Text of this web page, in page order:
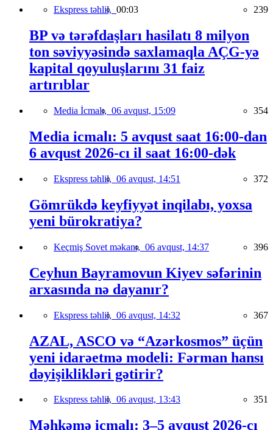
Ekspress təhlil, 00:03 239
BP və tərəfdaşları hasilatı 8 milyon
ton səviyyəsində saxlamaqla AÇG-yə
kapital qoyuluşlarını 31 faiz
artırıblar
Media İcmalı, 06 avqust, 15:09 354
Media icmalı: 5 avqust saat 16:00-dan
6 avqust 2026-cı il saat 16:00-dək
Ekspress təhlil, 06 avqust, 14:51 372
Gömrükdə keyfiyyət inqilabı, yoxsa
yeni bürokratiya?
Keçmiş Sovet məkanı, 06 avqust, 14:37 396
Ceyhun Bayramovun Kiyev səfərinin
arxasında nə dayanır?
Ekspress təhlil, 06 avqust, 14:32 367
AZAL, ASCO və “Azərkosmos” üçün
yeni idarəetmə modeli: Fərman hansı
dəyişiklikləri gətirir?
Ekspress təhlil, 06 avqust, 13:43 351
Məhkəmə icmalı: 3–5 avqust 2026-cı